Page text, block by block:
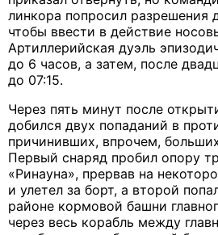
линкора попросил разрешения
чтобы ввести в действие
Артиллерийская дуэль
до 6 часов, а затем, после
до 07:15.
Через пять минут после
добился двух попаданий в
причинивших, впрочем,
Первый снаряд пробил опору
«Ринауна», прервав на
и улетел за борт, а второй
районе кормовой башни
через весь корабль между